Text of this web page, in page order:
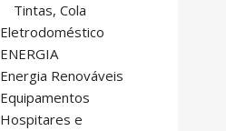
Tintas, Cola
Eletrodoméstico
ENERGIA
Energia Renováveis
Equipamentos
Hospitares e